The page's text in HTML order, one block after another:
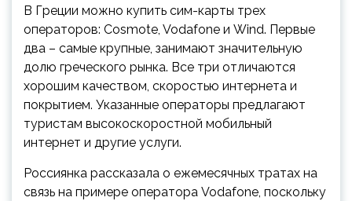
В Греции можно купить сим-карты трех
операторов: Cosmote, Vodafone и Wind. Первые
два – самые крупные, занимают значительную
долю греческого рынка. Все три отличаются
хорошим качеством, скоростью интернета и
покрытием. Указанные операторы предлагают
туристам высокоскоростной мобильный
интернет и другие услуги.
Россиянка рассказала о ежемесячных тратах на
связь на примере оператора Vodafone, поскольку